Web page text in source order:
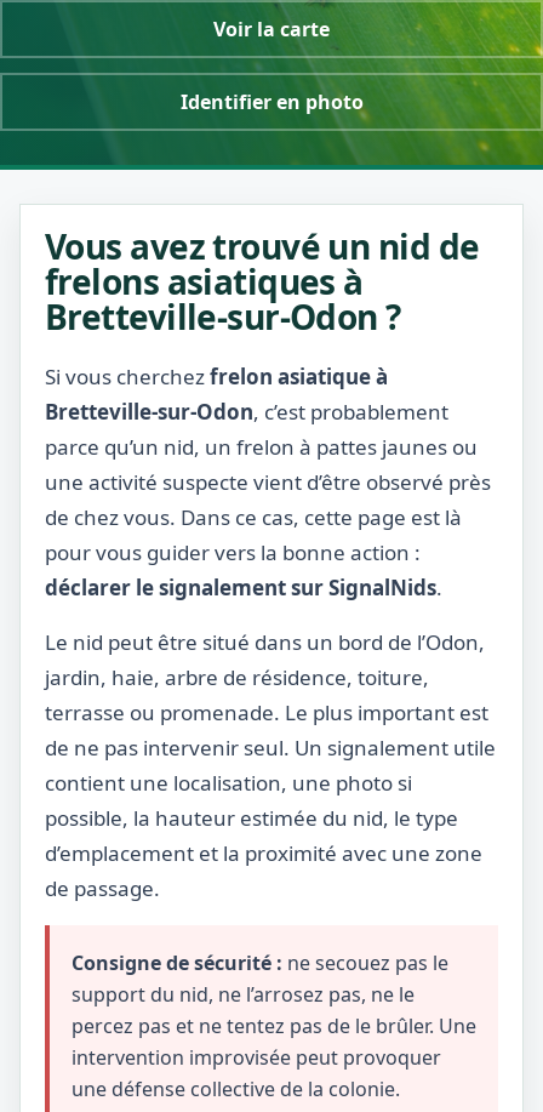
Voir la carte
Identifier en photo
Vous avez trouvé un nid de
frelons asiatiques à
Bretteville-sur-Odon ?
Si vous cherchezfrelon asiatique à
Bretteville-sur-Odon, c’est probablement
parce qu’un nid, un frelon à pattes jaunes ou
une activité suspecte vient d’être observé près
de chez vous. Dans ce cas, cette page est là
pour vous guider vers la bonne action :
déclarer le signalement sur SignalNids.
Le nid peut être situé dans un bord de l’Odon,
jardin, haie, arbre de résidence, toiture,
terrasse ou promenade. Le plus important est
de ne pas intervenir seul. Un signalement utile
contient une localisation, une photo si
possible, la hauteur estimée du nid, le type
d’emplacement et la proximité avec une zone
de passage.
Consigne de sécurité : ne secouez pas le
support du nid, ne l’arrosez pas, ne le
percez pas et ne tentez pas de le brûler. Une
intervention improvisée peut provoquer
une défense collective de la colonie.